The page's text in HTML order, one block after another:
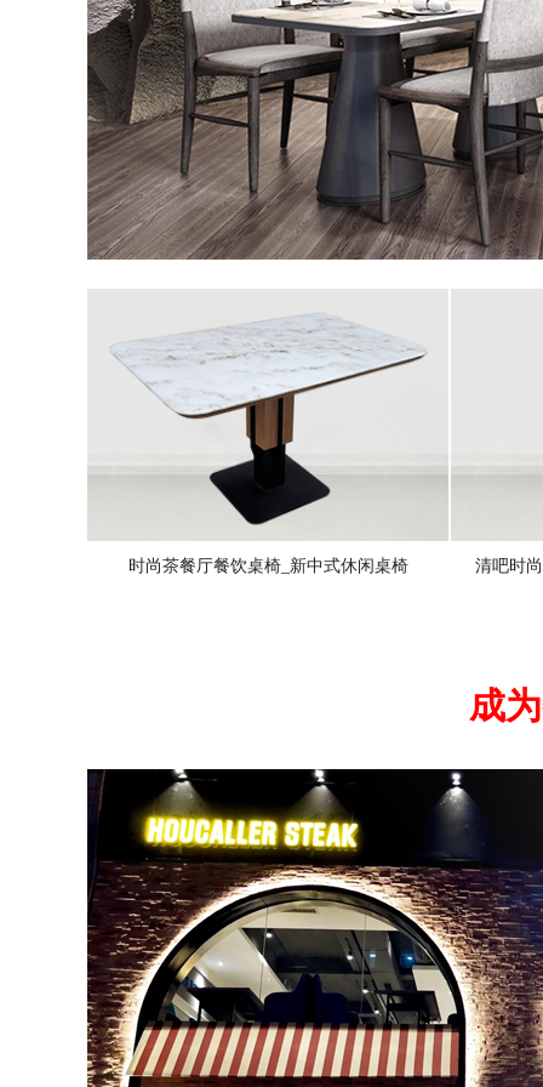
时尚茶餐厅餐饮桌椅_新中式休闲桌椅 清吧时
成